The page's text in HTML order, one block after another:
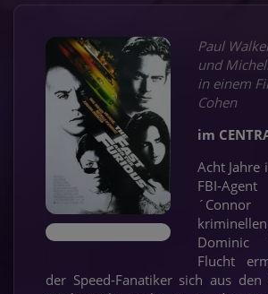
Paul
und
in einem
Cohen
im
Acht Jahre
FBI-
Flucht
der Speed-Fanatiker sich aus den